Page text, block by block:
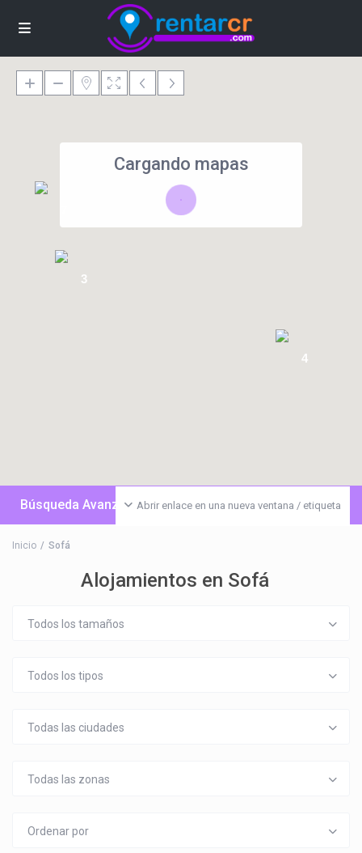
4
3
Cargando mapas
Abrir enlace en una nueva ventana / etiqueta
Búsqueda Avanzada
Inicio Sofá
Alojamientos en Sofá
Todos los tamaños
Todos los tipos
Todas las ciudades
Todas las zonas
Ordenar por